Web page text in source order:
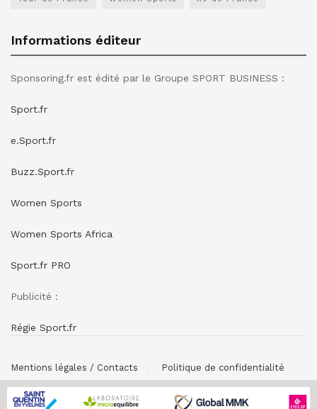
Informations éditeur
Sponsoring.fr est édité par le Groupe SPORT BUSINESS :
Sport.fr
e.Sport.fr
Buzz.Sport.fr
Women Sports
Women Sports Africa
Sport.fr PRO
Publicité :
Régie Sport.fr
Mentions légales / Contacts Politique de confidentialité
© SPONSORING.FR